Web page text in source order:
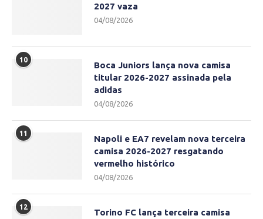
2027 vaza
04/08/2026
10
Boca Juniors lança nova camisa
titular 2026-2027 assinada pela
adidas
04/08/2026
11
Napoli e EA7 revelam nova terceira
camisa 2026-2027 resgatando
vermelho histórico
04/08/2026
12
Torino FC lança terceira camisa